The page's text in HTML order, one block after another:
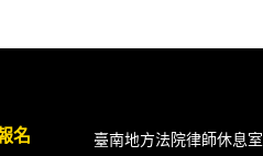
嘉南場）
名
臺南地方法院律師休息室